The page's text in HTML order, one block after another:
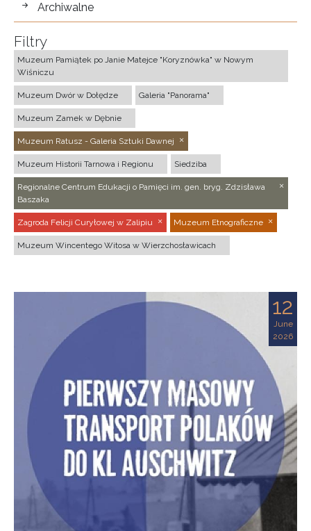
Archiwalne
Filtry
Muzeum Pamiątek po Janie Matejce "Koryznówka" w Nowym
Wiśniczu
Muzeum Dwór w Dołędze Galeria "Panorama"
Muzeum Zamek w Dębnie
Muzeum Ratusz - Galeria Sztuki Dawnej
Muzeum Historii Tarnowa i Regionu Siedziba
Regionalne Centrum Edukacji o Pamięci im. gen. bryg. Zdzisława
Baszaka
Zagroda Felicji Curyłowej w Zalipiu Muzeum Etnograficzne
Muzeum Wincentego Witosa w Wierzchosławicach
12
June
2026